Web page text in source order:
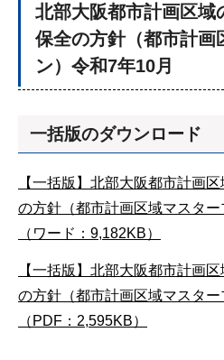
北部大阪都市計画区域
保全の方針（都市計画
ン）令和7年10月
一括版のダウンロード
【一括版】北部大阪都市計画
の方針（都市計画区域マスタ
（ワード：9,182KB）
【一括版】北部大阪都市計画
の方針（都市計画区域マスタ
（PDF：2,595KB）